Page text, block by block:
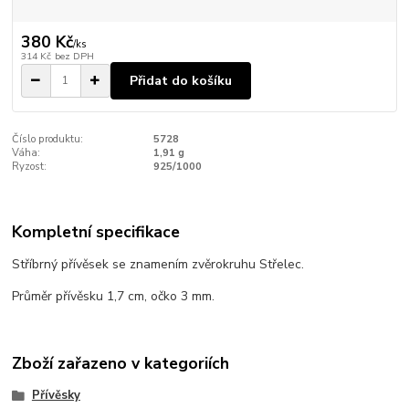
380 Kč/ks
314 Kč bez DPH
Přidat do košíku
Číslo produktu:
5728
Váha:
1,91 g
Ryzost:
925/1000
Kompletní specifikace
Stříbrný přívěsek se znamením zvěrokruhu Střelec.
Průměr přívěsku 1,7 cm, očko 3 mm.
Zboží zařazeno v kategoriích
Přívěsky